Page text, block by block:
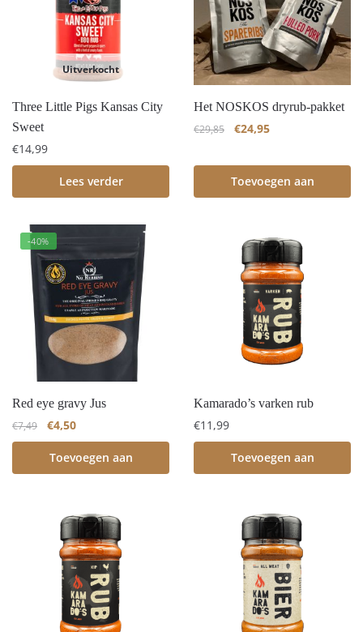
Uitverkocht
Three Little Pigs Kansas City
Sweet
€14,99
Lees verder
Het NOSKOS dryrub-pakket
€29,85 €24,95
Toevoegen aan
-40%
Red eye gravy Jus
€7,49 €4,50
Toevoegen aan
Kamarado’s varken rub
€11,99
Toevoegen aan